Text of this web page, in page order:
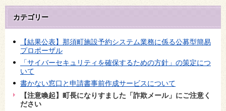
カテゴリー
【結果公表】那須町施設予約システム業務に係る公募型簡易
プロポーザル
「サイバーセキュリティを確保するための方針」の策定につ
いて
書かない窓口と申請書事前作成サービスについて
【注意喚起】町長になりすました「詐欺メール」にご注意く
ださい